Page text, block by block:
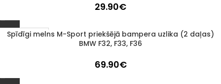
29.90€
1–3 D. D.
Spīdīgi melns M-Sport priekšējā bampera uzlika (2 daļas)
BMW F32, F33, F36
69.90€